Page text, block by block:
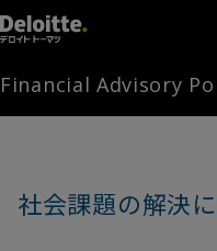
Home
Times
Channel
Library
お問い合わせ
Financial Advisory
社会課題の解決